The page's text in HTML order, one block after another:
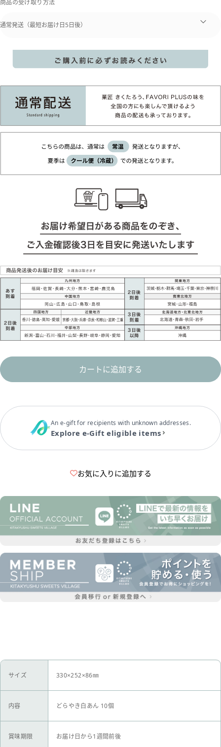
商品の受け取り方法
カートに追加する
An e-gift for recipients with unknown addresses.
Explore e-Gift eligible items
お気に入りに追加する
サイズ 330×252×86㎜
内容 どらやき白あん 10個
賞味期限 お届け日から1週間前後